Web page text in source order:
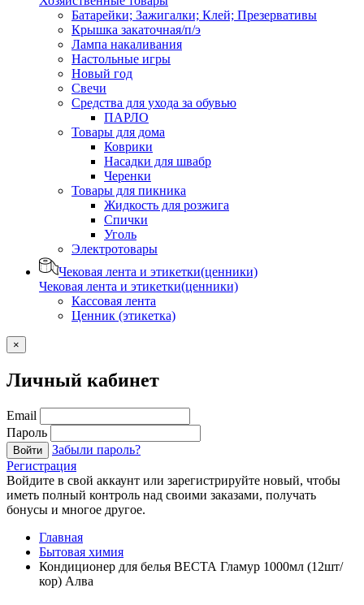
Батарейки; Зажигалки; Клей; Презервативы
Крышка закаточная/п/э
Лампа накаливания
Настольные игры
Новый год
Свечи
Средства для ухода за обувью
ПАРЛО
Товары для дома
Коврики
Насадки для швабр
Черенки
Товары для пикника
Жидкость для розжига
Спички
Уголь
Электротовары
Чековая лента и этикетки(ценники)
Чековая лента и этикетки(ценники)
Кассовая лента
Ценник (этикетка)
×
Личный кабинет
Email
Пароль
Войти
Забыли пароль?
Регистрация
Войдите в свой аккаунт или зарегистрируйте новый, чтобы
иметь полный контроль над своими заказами, получать
бонусы и многое другое.
Главная
Бытовая химия
Кондиционер для белья ВЕСТА Гламур 1000мл (12шт/
кор) Алва